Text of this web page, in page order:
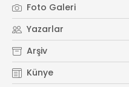
Foto Galeri
Yazarlar
Arşiv
Künye